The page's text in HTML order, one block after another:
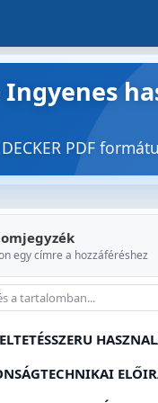
- Ingyenes
PDF
egy címre a hozzáféréshez